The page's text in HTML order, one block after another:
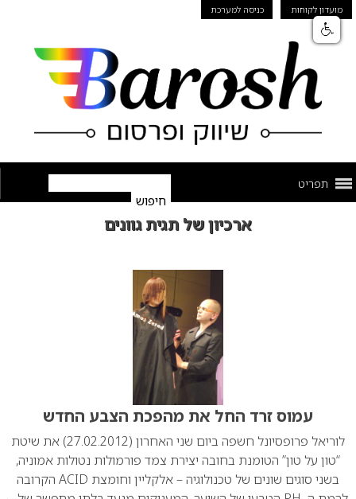
מועדון לקוחות כניסה למערכת
תפריט
ארכיון של תגית גוונים
עמוס זרד החל את מהפכת הצבע החדש
לוריאל פרופסיונל חשפה ביום שני האחרון (27.02.2012) את שיטת
“טון על טון” הטומנת בחובה יצירת צמד פורמולות נטולות אמוניה,
בשני סוגים שונים של טכנולוגיה – אלקליין וחומצת ACID הקרובה